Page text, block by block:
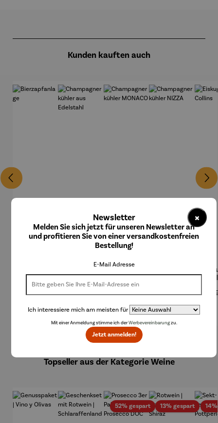
Kunden kauften auch
nlage
Regulärer Preis:
199,00 €
nerkühler
aus
Edelstahl
Regulärer Preis:
59,95 €
nerkühler
MONACO
Regulärer Preis:
249,00 €
nerkühler
Regulärer Preis:
199,00 €
Produktgalerie überspringen
Topseller aus der Kategorie Weine
52% gespartRabatt13% gespartRabatt
×
Newsletter
Melden Sie sich jetzt für unseren Newsletter an
und profitieren Sie von einer versandkostenfreien
Bestellung!
E-Mail Adresse
Ich interessiere mich am meisten für
Mit einer Anmeldung stimme ich derWerbevereinbarungzu.
Jetzt anmelden!